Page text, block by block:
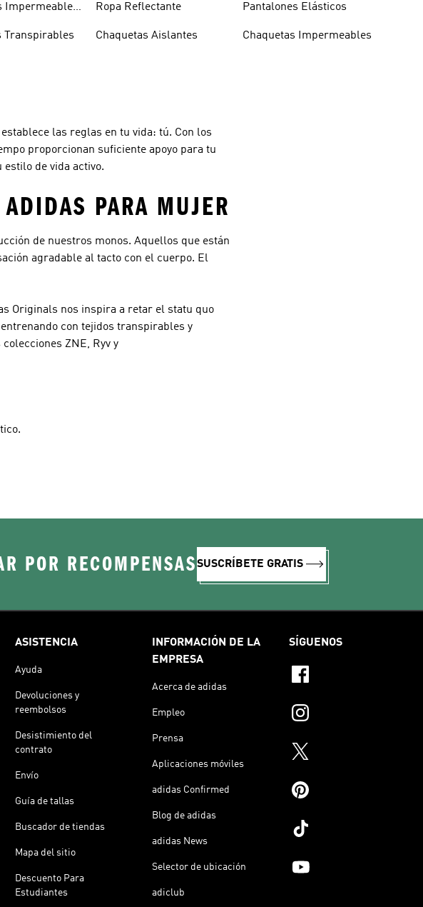
Impermeables
Transpirables
Ropa Reflectante
Chaquetas Aislantes
Pantalones Elásticos
Chaquetas Impermeables
las reglas en tu vida: tú. Con los
proporcionan suficiente apoyo para tu
de vida activo.
PARA MUJER
de nuestros monos. Aquellos que están
agradable al tacto con el cuerpo. El
Originals nos inspira a retar el statu quo
con tejidos transpirables y
ZNE, Ryv y
POR RECOMPENSASSUSCRÍBETE GRATIS
ASISTENCIA
Ayuda
Devoluciones y
reembolsos
Desistimiento del
contrato
Envío
Guía de tallas
Buscador de tiendas
Mapa del sitio
Descuento Para
Estudiantes
INFORMACIÓN DE LA
EMPRESA
Acerca de adidas
Empleo
Prensa
Aplicaciones móviles
adidas Confirmed
Blog de adidas
adidas News
Selector de ubicación
adiclub
SÍGUENOS